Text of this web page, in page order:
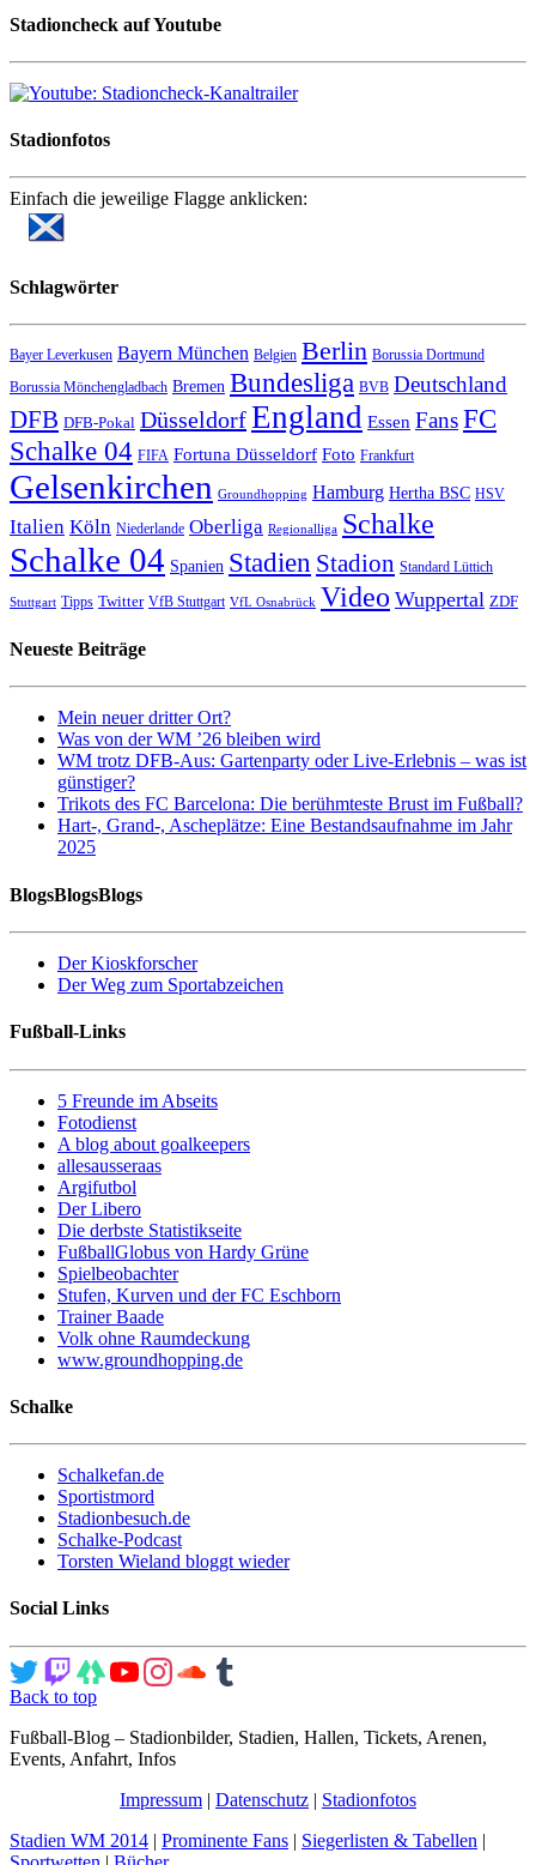
Stadioncheck auf Youtube
Stadionfotos
Einfach die jeweilige Flagge anklicken:
Schlagwörter
Bayer Leverkusen Bayern München Belgien Berlin Borussia Dortmund
Borussia Mönchengladbach Bremen Bundesliga BVB Deutschland
DFB DFB-Pokal DüsseldorfEngland Essen FansFC
Schalke 04 FIFA Fortuna Düsseldorf Foto Frankfurt
Gelsenkirchen Groundhopping Hamburg Hertha BSC HSV
Italien Köln Niederlande Oberliga Regionalliga Schalke
Schalke 04 Spanien Stadien Stadion Standard Lüttich
Stuttgart Tipps Twitter VfB Stuttgart VfL Osnabrück Video Wuppertal ZDF
Neueste Beiträge
Mein neuer dritter Ort?
Was von der WM ’26 bleiben wird
WM trotz DFB-Aus: Gartenparty oder Live-Erlebnis – was ist
günstiger?
Trikots des FC Barcelona: Die berühmteste Brust im Fußball?
Hart-, Grand-, Ascheplätze: Eine Bestandsaufnahme im Jahr
2025
BlogsBlogsBlogs
Der Kioskforscher
Der Weg zum Sportabzeichen
Fußball-Links
5 Freunde im Abseits
Fotodienst
A blog about goalkeepers
allesausseraas
Argifutbol
Der Libero
Die derbste Statistikseite
FußballGlobus von Hardy Grüne
Spielbeobachter
Stufen, Kurven und der FC Eschborn
Trainer Baade
Volk ohne Raumdeckung
www.groundhopping.de
Schalke
Schalkefan.de
Sportistmord
Stadionbesuch.de
Schalke-Podcast
Torsten Wieland bloggt wieder
Social Links
Back to top
Fußball-Blog – Stadionbilder, Stadien, Hallen, Tickets, Arenen,
Events, Anfahrt, Infos
Impressum | Datenschutz | Stadionfotos
Stadien WM 2014 | Prominente Fans | Siegerlisten & Tabellen |